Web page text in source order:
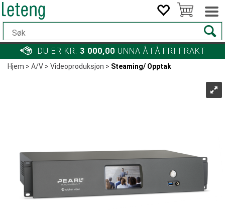
DU ER KR. 3 000,00 UNNA Å FÅ FRI FRAKT
Hjem>A/V>Videoproduksjon>Steaming/ Opptak